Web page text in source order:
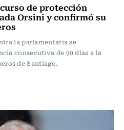
de protección
Orsini y confirmó su
la parlamentaria se
consecutiva de 90 días a la
de Santiago.